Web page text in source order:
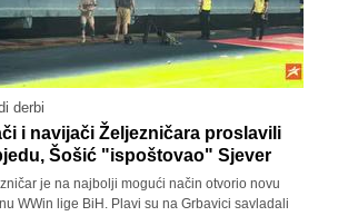
derbi
i navijači Željezničara proslavili
Šošić "ispoštovao" Sjever
je na najbolji mogući način otvorio novu
WWin lige BiH. Plavi su na Grbavici savladali